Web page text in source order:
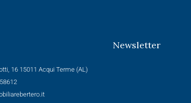
16 15011 Acqui Terme (AL)
Newsletter